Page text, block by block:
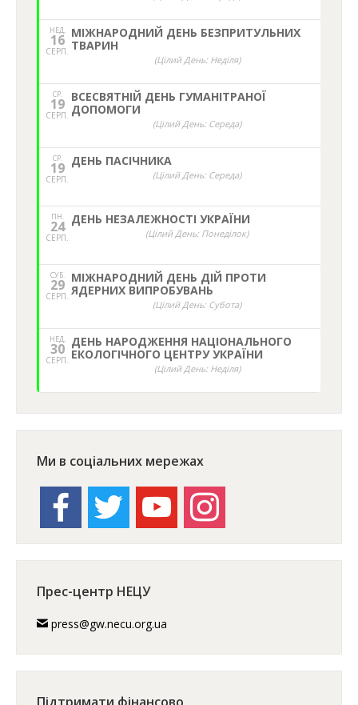
НЕД,
16
СЕРП.
МІЖНАРОДНИЙ ДЕНЬ БЕЗПРИТУЛЬНИХ
ТВАРИН
(Цілий День: Неділя)
СР.
19
СЕРП.
ВСЕСВЯТНІЙ ДЕНЬ ГУМАНІТРАНОЇ
ДОПОМОГИ
(Цілий День: Середа)
СР.
19
СЕРП.
ДЕНЬ ПАСІЧНИКА
(Цілий День: Середа)
ПН.
24
СЕРП.
ДЕНЬ НЕЗАЛЕЖНОСТІ УКРАЇНИ
(Цілий День: Понеділок)
СУБ.
29
СЕРП.
МІЖНАРОДНИЙ ДЕНЬ ДІЙ ПРОТИ
ЯДЕРНИХ ВИПРОБУВАНЬ
(Цілий День: Субота)
НЕД,
30
СЕРП.
ДЕНЬ НАРОДЖЕННЯ НАЦІОНАЛЬНОГО
ЕКОЛОГІЧНОГО ЦЕНТРУ УКРАЇНИ
(Цілий День: Неділя)
Ми в соціальних мережах
facebook twitter youtube instagram
Прес-центр НЕЦУ
press@gw.necu.org.ua